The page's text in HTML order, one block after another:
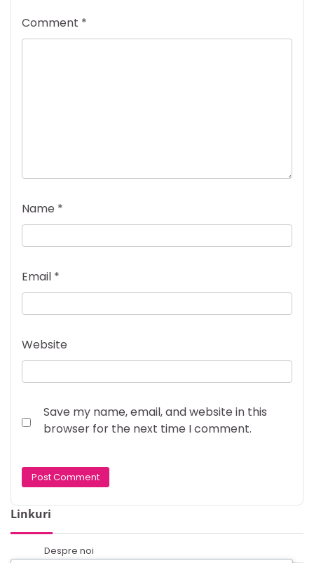
Comment *
Name *
Email *
Website
Save my name, email, and website in this
browser for the next time I comment.
Linkuri
Despre noi